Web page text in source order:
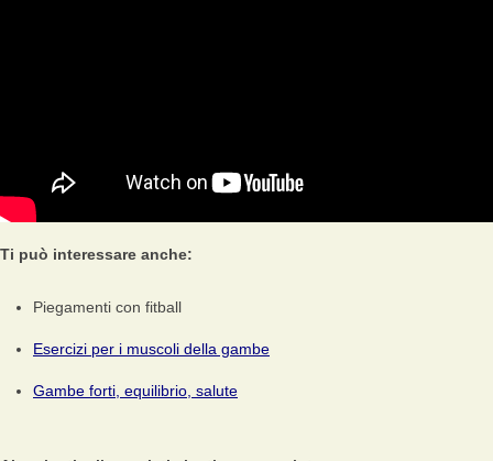
Ti può interessare anche:
Piegamenti con fitball
Esercizi per i muscoli della gambe
Gambe forti, equilibrio, salute